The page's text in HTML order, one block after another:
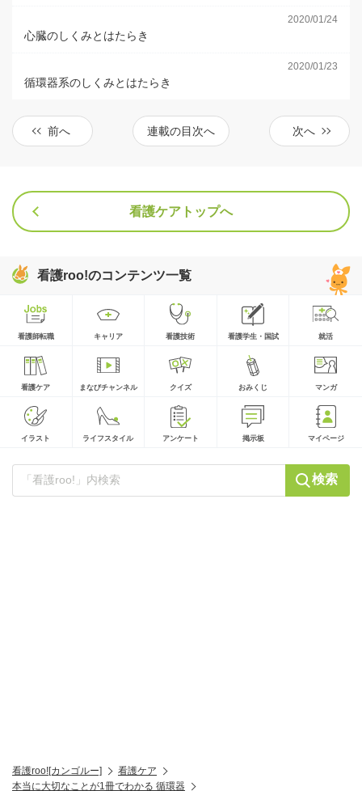
2020/01/24
心臓のしくみとはたらき
2020/01/23
循環器系のしくみとはたらき
前へ 連載の目次へ 次へ
看護ケアトップへ
看護roo!のコンテンツ一覧
看護師転職 キャリア 看護技術 看護学生・国試 就活
看護ケア まなびチャンネル クイズ おみくじ マンガ
イラスト ライフスタイル アンケート 掲示板 マイページ
検索
看護roo![カンゴルー]
看護ケア
本当に大切なことが1冊でわかる 循環器